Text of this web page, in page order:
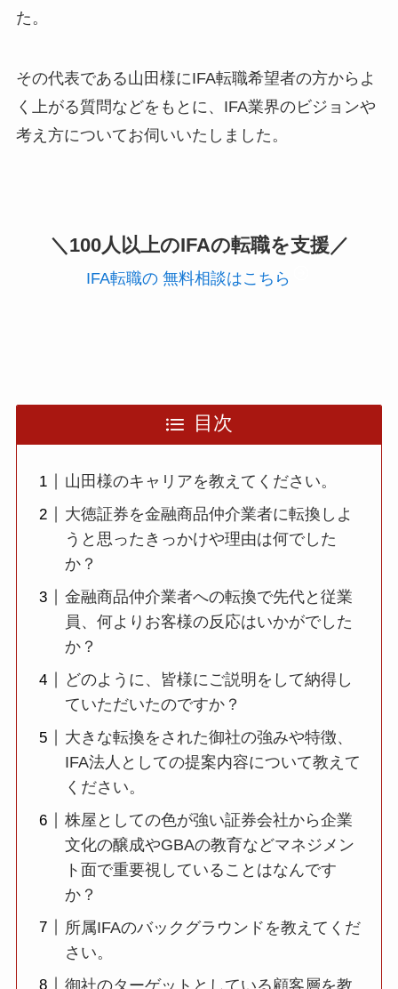
た。
その代表である山田様にIFA転職希望者の方からよ
く上がる質問などをもとに、IFA業界のビジョンや
考え方についてお伺いいたしました。
目次
山田様のキャリアを教えてください。
大徳証券を金融商品仲介業者に転換しよ
うと思ったきっかけや理由は何でした
か？
金融商品仲介業者への転換で先代と従業
員、何よりお客様の反応はいかがでした
か？
どのように、皆様にご説明をして納得し
ていただいたのですか？
大きな転換をされた御社の強みや特徴、
IFA法人としての提案内容について教えて
ください。
株屋としての色が強い証券会社から企業
文化の醸成やGBAの教育などマネジメン
ト面で重要視していることはなんです
か？
所属IFAのバックグラウンドを教えてくだ
さい。
御社のターゲットとしている顧客層を教